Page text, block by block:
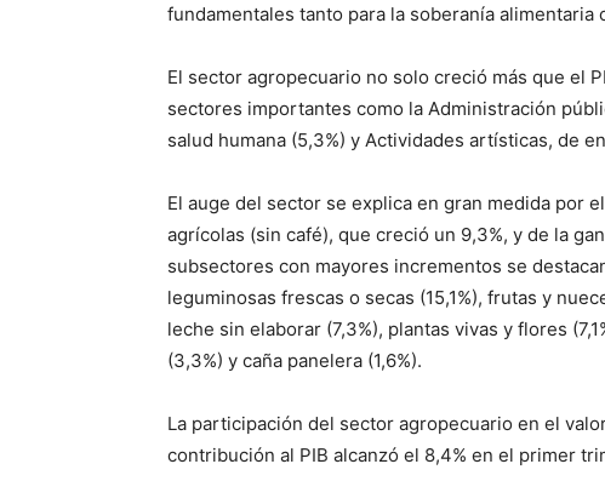
fundamentales tanto para la soberanía
El sector agropecuario no solo creció más que el
sectores importantes como la Administración
salud humana (5,3%) y Actividades artísticas, de
El auge del sector se explica en gran medida por
agrícolas (sin café), que creció un 9,3%, y de la
subsectores con mayores incrementos se
leguminosas frescas o secas (15,1%), frutas y
leche sin elaborar (7,3%), plantas vivas y flores
(3,3%) y caña panelera (1,6%).
La participación del sector agropecuario en el
contribución al PIB alcanzó el 8,4% en el primer